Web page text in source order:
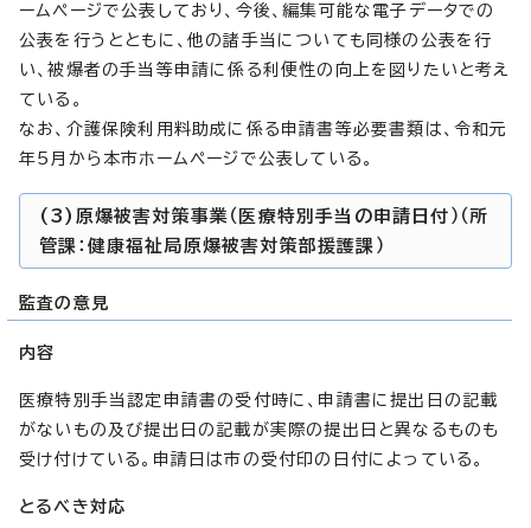
ームページで公表しており、今後、編集可能な電子データでの
公表を行うとともに、他の諸手当についても同様の公表を行
い、被爆者の手当等申請に係る利便性の向上を図りたいと考え
ている。
なお、介護保険利用料助成に係る申請書等必要書類は、令和元
年5月から本市ホームページで公表している。
(3)原爆被害対策事業（医療特別手当の申請日付）（所
管課：健康福祉局原爆被害対策部援護課）
監査の意見
内容
医療特別手当認定申請書の受付時に、申請書に提出日の記載
がないもの及び提出日の記載が実際の提出日と異なるものも
受け付けている。申請日は市の受付印の日付によっている。
とるべき対応